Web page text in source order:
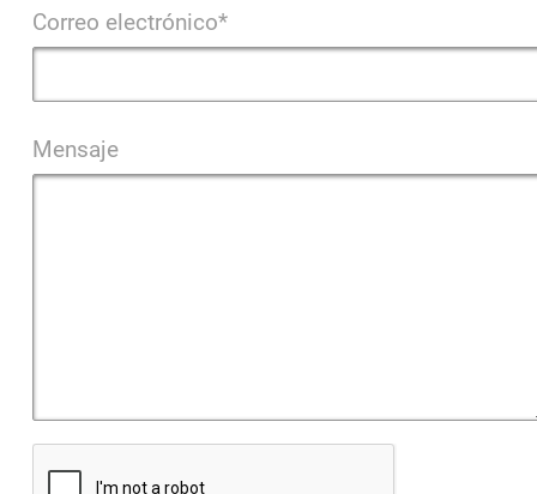
Correo electrónico*
Mensaje